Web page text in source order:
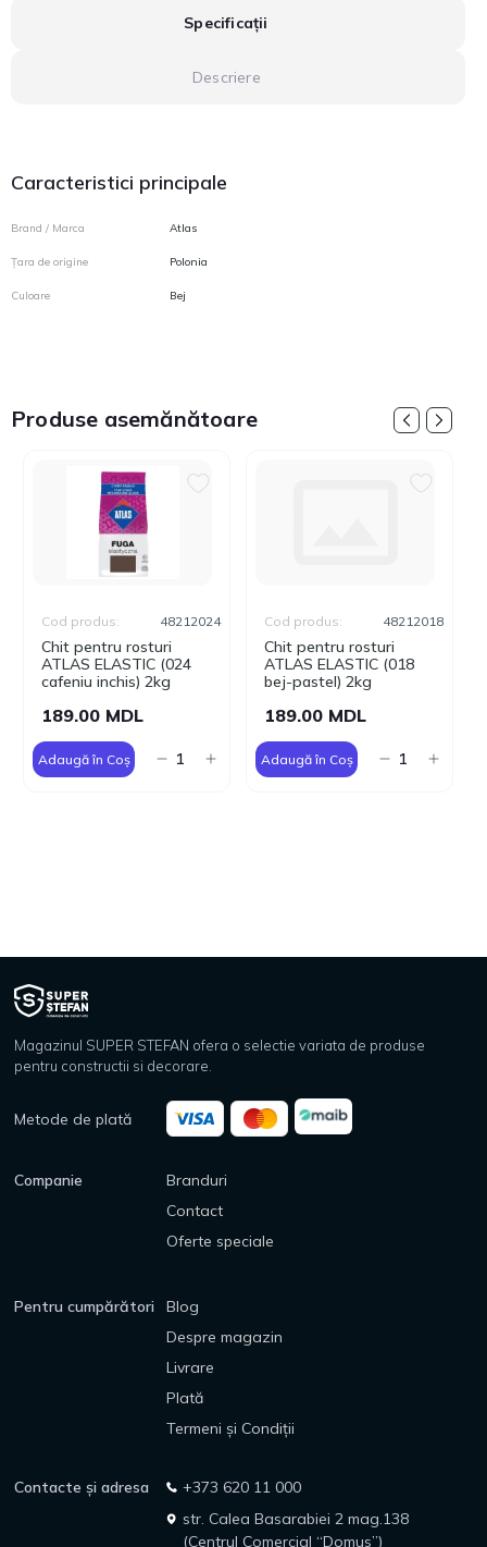
Specificații
Descriere
Caracteristici principale
Brand / Marca Atlas
Țara de origine Polonia
Culoare Bej
Produse asemănătoare
Chit pentru rosturi
ATLAS ELASTIC (024
cafeniu inchis) 2kg
Cod produs: 48212024
189.00 MDL
Adaugă în Coș
Chit pentru rosturi
ATLAS ELASTIC (018
bej-pastel) 2kg
Cod produs: 48212018
189.00 MDL
Adaugă în Coș
Magazinul SUPER STEFAN ofera o selectie variata de produse
pentru constructii si decorare.
Metode de plată
Companie
Branduri
Contact
Oferte speciale
Pentru cumpărători
Blog
Despre magazin
Livrare
Plată
Termeni și Condiții
Contacte și adresa
+373 620 11 000
str. Calea Basarabiei 2 mag.138
(Centrul Comercial “Domus”)